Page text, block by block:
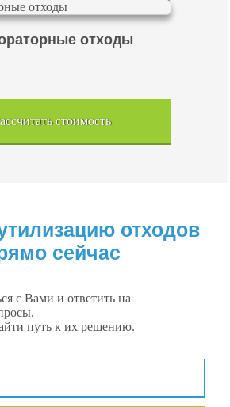
отходы
стоимость
отходов
сейчас
с Вами и ответить на
путь к их решению.